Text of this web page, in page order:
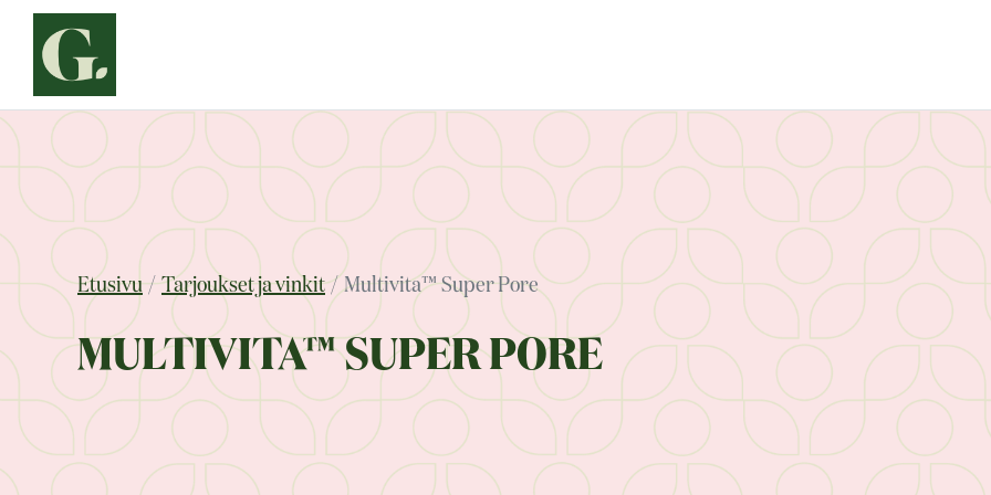
Siirry
sisältöön
Etusivu Tarjoukset ja vinkit Multivita™ Super Pore
MULTIVITA™ SUPER PORE